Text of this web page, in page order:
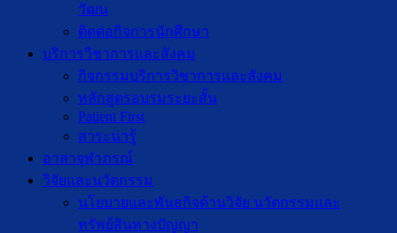
วัฒน
ติดต่อกิจการนักศึกษา
บริการวิชาการและสังคม
กิจกรรมบริการวิชาการและสังคม
หลักสูตรอบรมระยะสั้น
Patient First
สาระน่ารู้
อาสาจุฬาภรณ์
วิจัยและนวัตกรรม
นโยบายและพันธกิจด้านวิจัย นวัตกรรมและ
ทรัพย์สินทางปัญญา